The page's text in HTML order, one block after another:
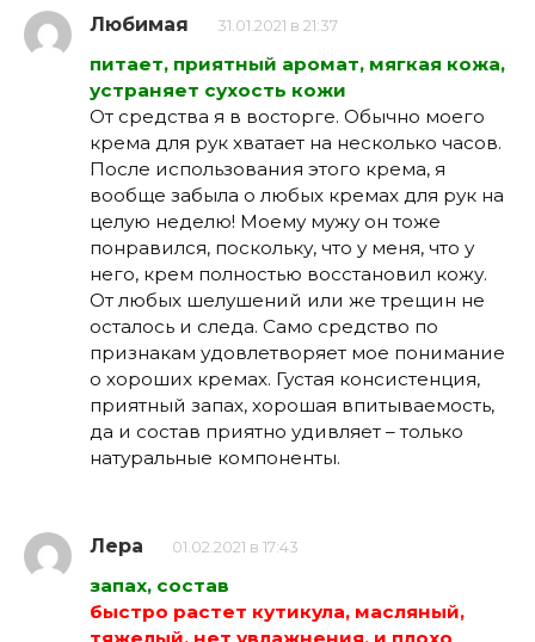
Любимая 31.01.2021 в 21:37
питает, приятный аромат, мягкая кожа,
устраняет сухость кожи
От средства я в восторге. Обычно моего
крема для рук хватает на несколько часов.
После использования этого крема, я
вообще забыла о любых кремах для рук на
целую неделю! Моему мужу он тоже
понравился, поскольку, что у меня, что у
него, крем полностью восстановил кожу.
От любых шелушений или же трещин не
осталось и следа. Само средство по
признакам удовлетворяет мое понимание
о хороших кремах. Густая консистенция,
приятный запах, хорошая впитываемость,
да и состав приятно удивляет – только
натуральные компоненты.
Лера 01.02.2021 в 17:43
запах, состав
быстро растет кутикула, масляный,